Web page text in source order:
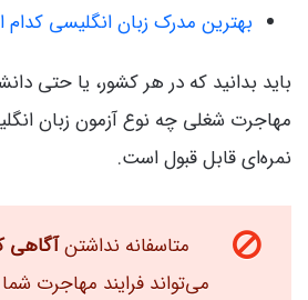
بهترین مدرک زبان انگلیسی
باید بدانید که در هر کشور، یا حتی
مهاجرت شغلی چه نوع آزمون زبان
نمره‌ای قابل قبول است.
متاسفانه نداشتنآگاهی
می‌تواند فرایند مهاجرت